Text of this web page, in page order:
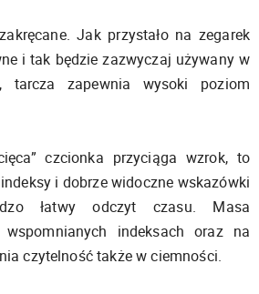
Jak przystało na zegarek
i tak będzie zazwyczaj używany w
tarcza zapewnia wysoki poziom
czcionka przyciąga wzrok, to
i dobrze widoczne wskazówki
łatwy odczyt czasu. Masa
indeksach oraz na
czytelność także w ciemności.